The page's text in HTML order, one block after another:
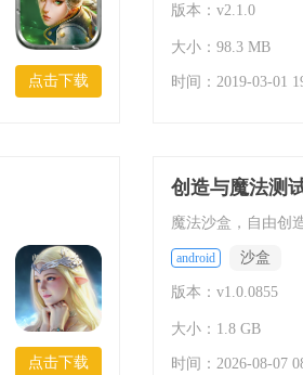
点击下载
版本：v2.1.0
大小：98.3 MB
时间：2019-03-01
点击下载
创造与魔法测
魔法沙盒，自由创
android 沙盒
版本：v1.0.0855
大小：1.8 GB
时间：2026-08-07